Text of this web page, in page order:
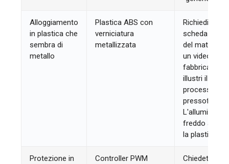
Alloggiamento
in plastica che
sembra di
metallo
Plastica ABS con
verniciatura
metallizzata
Richiedi una
scheda
del materiale
un video di
fabbrica che
illustri il
processo di
L'alluminio è
freddo al
la plastica no.
Protezione in
Controller PWM
Chiedete: «Il